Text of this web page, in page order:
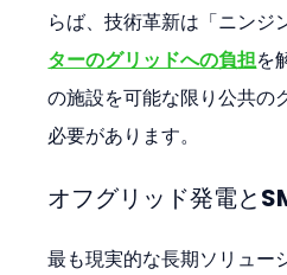
らば、技術革新は「ニンジ
ターのグリッドへの負担を
の施設を可能な限り公共の
必要があります。
オフグリッド発電と
最も現実的な長期ソリュー